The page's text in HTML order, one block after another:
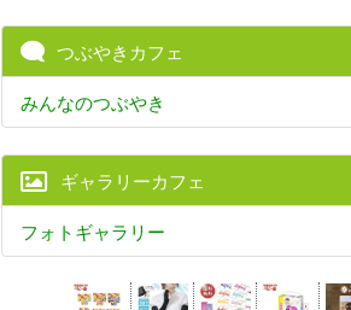
つぶやきカフェ
みんなのつぶやき
ギャラリーカフェ
フォトギャラリー